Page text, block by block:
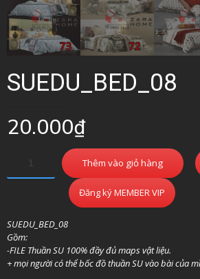
SUEDU_BED_08
20.000₫
Thêm vào giỏ hàng
Đăng ký MEMBER VIP
SUEDU_BED_08
Gồm:
-FILE Thuần SU 100% đầy đủ maps vật liệu.
+ mọi người có thể bốc đồ thuần SU vào bài của